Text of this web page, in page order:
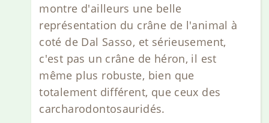
montre d'ailleurs une belle
représentation du crâne de l'animal à
coté de Dal Sasso, et sérieusement,
c'est pas un crâne de héron, il est
même plus robuste, bien que
totalement différent, que ceux des
carcharodontosauridés.